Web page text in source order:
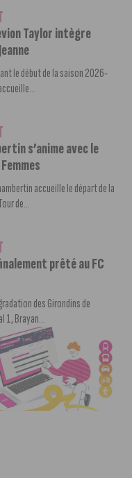
Taylor intègre
le début de la saison 2026-
s’anime avec le
accueille le départ de la
de...
prêté au FC
des Girondins de
1, Brayan...